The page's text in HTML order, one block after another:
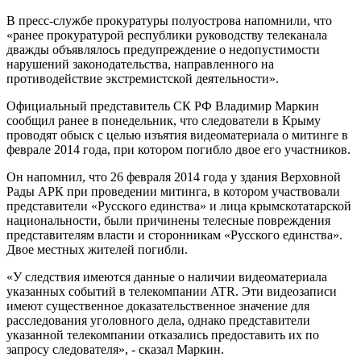
В пресс-службе прокуратуры полуострова напомнили, что
«ранее прокуратурой республики руководству телеканала
дважды объявлялось предупреждение о недопустимости
нарушений законодательства, направленного на
противодействие экстремистской деятельности».
Официальный представитель СК РФ Владимир Маркин
сообщил ранее в понедельник, что следователи в Крыму
проводят обыск с целью изъятия видеоматериала о митинге в
феврале 2014 года, при котором погибло двое его участников.
Он напомнил, что 26 февраля 2014 года у здания Верховной
Рады АРК при проведении митинга, в котором участвовали
представители «Русского единства» и лица крымскотатарской
национальности, были причинены телесные повреждения
представителям власти и сторонникам «Русского единства».
Двое местных жителей погибли.
«У следствия имеются данные о наличии видеоматериала
указанных событий в телекомпании ATR. Эти видеозаписи
имеют существенное доказательственное значение для
расследования уголовного дела, однако представители
указанной телекомпании отказались предоставить их по
запросу следователя», - сказал Маркин.